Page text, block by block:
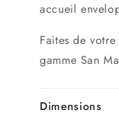
accueil
Faites de
gamme San
Dimensions